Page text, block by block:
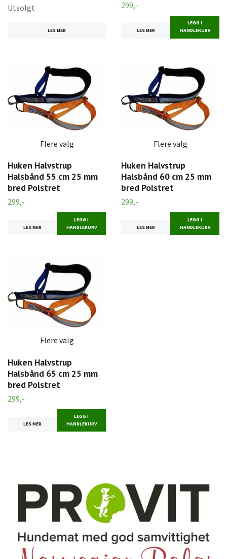
Utsolgt
LES MER
299,-
LES MER
LEGG I
HANDLEKURV
Flere valg
Huken Halvstrup
Halsbånd 55 cm 25 mm
bred Polstret
299,-
LES MER
LEGG I
HANDLEKURV
Flere valg
Huken Halvstrup
Halsbånd 60 cm 25 mm
bred Polstret
299,-
LES MER
LEGG I
HANDLEKURV
Flere valg
Huken Halvstrup
Halsbånd 65 cm 25 mm
bred Polstret
299,-
LES MER
LEGG I
HANDLEKURV